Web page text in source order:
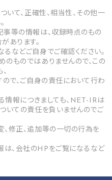
て、正確性、相当性、その他一
事等の情報は、収録時点のもの
あります。
などご自身でご確認ください。
のものではありませんので、この
で、ご自身の責任において行わ
情報につきましても、NET-IRは
いての責任を負いませんのでご
、修正、追加等の一切の行為を
、会社のHPをご覧になるなど